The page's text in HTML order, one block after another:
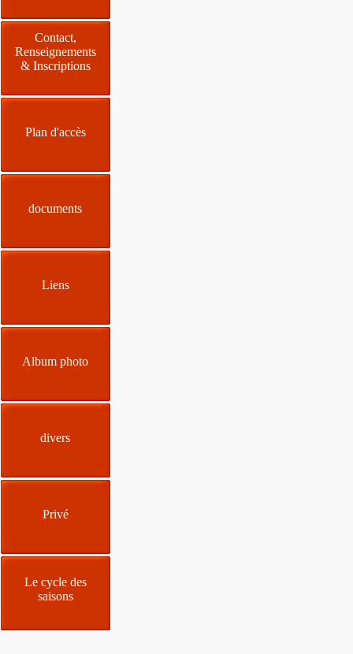
Contact,
Renseignements
& Inscriptions
Plan d'accès
documents
Liens
Album photo
divers
Privé
Le cycle des
saisons